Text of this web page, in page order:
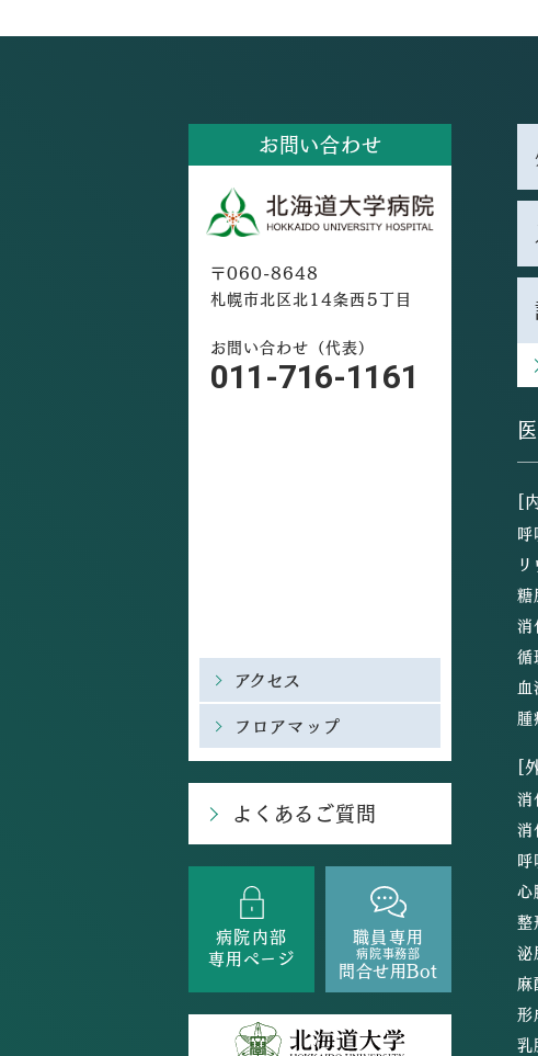
お問い合わせ
〒060-8648
札幌市北区北14条西5丁目
お問い合わせ（代表）
011-716-1161
アクセス
フロアマップ
よくあるご質問
病院内部
専用ページ
職員専用
病院事務部
問合せ用Bot
[
糖
消
循
[
消
心
整
泌
形
乳